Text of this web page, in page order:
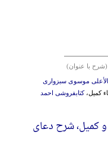
(شرح با عنوان)
موسوی سبزواری
کمیل،کتابفروشی احمد
و کمیل، شرح دعای